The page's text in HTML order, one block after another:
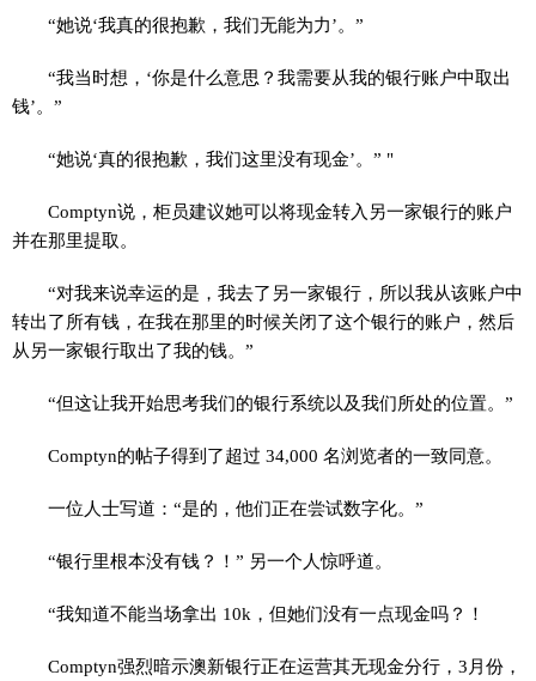
“她说‘我真的很抱歉，我们无能为力’。”
“我当时想，‘你是什么意思？我需要从我的银行账户中取出
钱’。”
“她说‘真的很抱歉，我们这里没有现金’。” "
Comptyn说，柜员建议她可以将现金转入另一家银行的账户
并在那里提取。
“对我来说幸运的是，我去了另一家银行，所以我从该账户中
转出了所有钱，在我在那里的时候关闭了这个银行的账户，然后
从另一家银行取出了我的钱。”
“但这让我开始思考我们的银行系统以及我们所处的位置。”
Comptyn的帖子得到了超过 34,000 名浏览者的一致同意。
一位人士写道：“是的，他们正在尝试数字化。”
“银行里根本没有钱？！” 另一个人惊呼道。
“我知道不能当场拿出 10k，但她们没有一点现金吗？！
Comptyn强烈暗示澳新银行正在运营其无现金分行，3月份，